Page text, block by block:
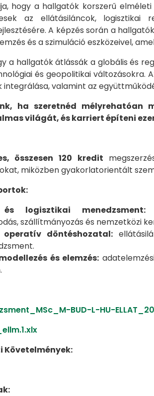
hogy a hallgatók korszerű
az ellátásiláncok, logisztikai
A képzés során a
és a szimuláció eszközeivel,
a hallgatók átlássák a globális és
és geopolitikai
valamint az
ha szeretnéd
világát, és karriert építeni
összesen 120 kredit
miközben gyakorlatorientált
logisztikai menedzsment:
szállítmányozás és nemzetközi
döntéshozatal:
és elemzés:
BUD-L-HU-
Követelmények: